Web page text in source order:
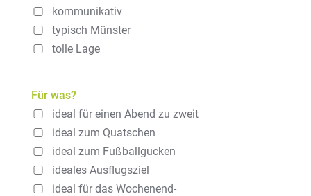
kommunikativ
typisch Münster
tolle Lage
Für was?
ideal für einen Abend zu zweit
ideal zum Quatschen
ideal zum Fußballgucken
ideales Ausflugsziel
ideal für das Wochenend-